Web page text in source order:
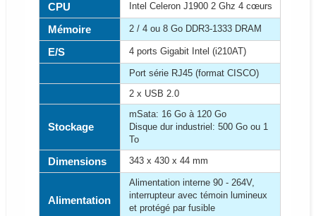
CPU Intel Celeron J1900 2 Ghz 4 cœurs
Mémoire 2 / 4 ou 8 Go DDR3-1333 DRAM
E/S 4 ports Gigabit Intel (i210AT)
Port série RJ45 (format CISCO)
2 x USB 2.0
Stockage
mSata: 16 Go à 120 Go
Disque dur industriel: 500 Go ou 1
To
Dimensions 343 x 430 x 44 mm
Alimentation
Alimentation interne 90 - 264V,
interrupteur avec témoin lumineux
et protégé par fusible